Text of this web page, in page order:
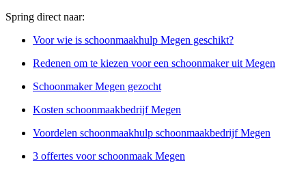
Spring direct naar:
Voor wie is schoonmaakhulp Megen geschikt?
Redenen om te kiezen voor een schoonmaker uit Megen
Schoonmaker Megen gezocht
Kosten schoonmaakbedrijf Megen
Voordelen schoonmaakhulp schoonmaakbedrijf Megen
3 offertes voor schoonmaak Megen